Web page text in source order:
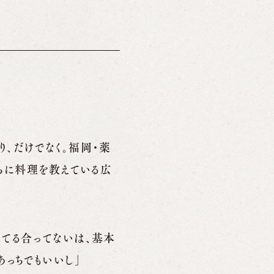
だけでなく。福岡・薬
に料理を教えている広
てる合ってないは、基本
ちでもいいし」